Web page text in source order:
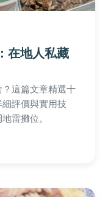
在地人私藏
這篇文章精選十
評價與實用技
雷攤位。